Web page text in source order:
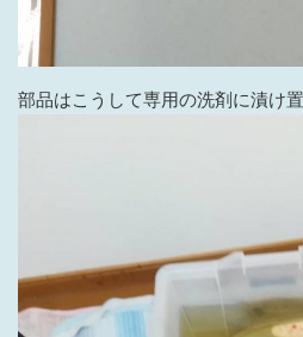
部品はこうして専用の洗剤に漬け置